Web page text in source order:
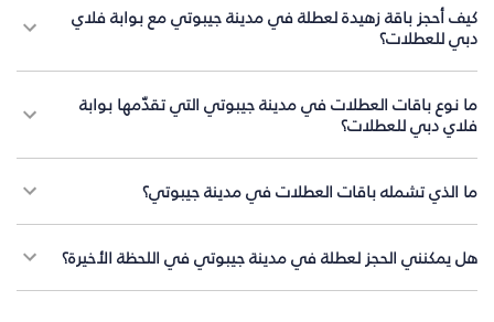
كيف أحجز باقة زهيدة لعطلة في مدينة جيبوتي مع بوابة فلاي
دبي للعطلات؟
ما نوع باقات العطلات في مدينة جيبوتي التي تقدّمها بوابة
فلاي دبي للعطلات؟
ما الذي تشمله باقات العطلات في مدينة جيبوتي؟
هل يمكنني الحجز لعطلة في مدينة جيبوتي في اللحظة الأخيرة؟